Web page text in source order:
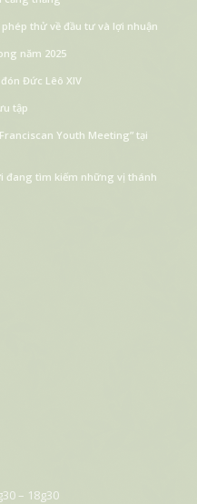
thử về đầu tư và lợi nhuận
năm 2025
Đức Lêô XIV
tập
Youth Meeting” tại
đang tìm kiếm những vị thánh
– 18g30